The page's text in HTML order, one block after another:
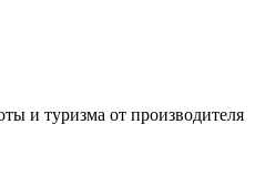
и туризма от производителя